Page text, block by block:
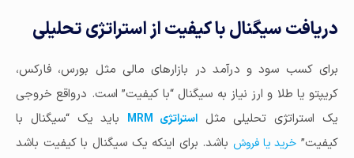
دریافت سیگنال با کیفیت از استراتژی تحلیلی
برای کسب سود و درآمد در بازارهای مالی مثل بورس، فارکس،
کریپتو یا طلا و ارز نیاز به سیگنال “با کیفیت” است. درواقع خروجی
یک استراتژی تحلیلی مثلاستراتژی MRM
باید یک “سیگنال با
کیفیت” خرید یا فروش باشد. برای اینکه یک سیگنال با کیفیت باشد